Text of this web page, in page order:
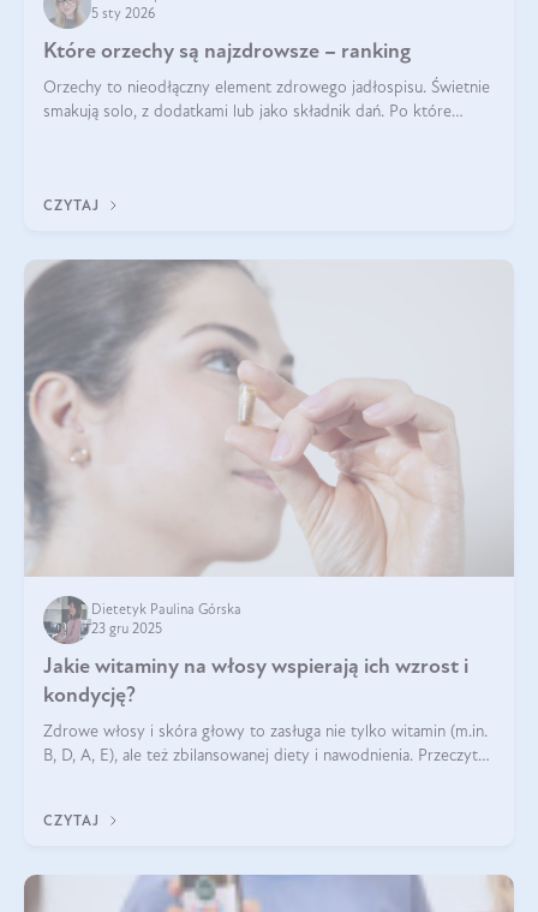
5 sty 2026
Które orzechy są najzdrowsze – ranking
Orzechy to nieodłączny element zdrowego jadłospisu. Świetnie
smakują solo, z dodatkami lub jako składnik dań. Po które
CZYTAJ
Dietetyk Paulina Górska
23 gru 2025
Jakie witaminy na włosy wspierają ich wzrost i
kondycję?
Zdrowe włosy i skóra głowy to zasługa nie tylko witamin (m.in.
B, D, A, E), ale też zbilansowanej diety i nawodnienia. Przeczytaj
CZYTAJ